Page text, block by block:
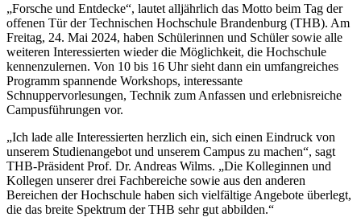
„Forsche und Entdecke“, lautet alljährlich das Motto beim Tag der
offenen Tür der Technischen Hochschule Brandenburg (THB). Am
Freitag, 24. Mai 2024, haben Schülerinnen und Schüler sowie alle
weiteren Interessierten wieder die Möglichkeit, die Hochschule
kennenzulernen. Von 10 bis 16 Uhr sieht dann ein umfangreiches
Programm spannende Workshops, interessante
Schnuppervorlesungen, Technik zum Anfassen und erlebnisreiche
Campusführungen vor.
„Ich lade alle Interessierten herzlich ein, sich einen Eindruck von
unserem Studienangebot und unserem Campus zu machen“, sagt
THB-Präsident Prof. Dr. Andreas Wilms. „Die Kolleginnen und
Kollegen unserer drei Fachbereiche sowie aus den anderen
Bereichen der Hochschule haben sich vielfältige Angebote überlegt,
die das breite Spektrum der THB sehr gut abbilden.“